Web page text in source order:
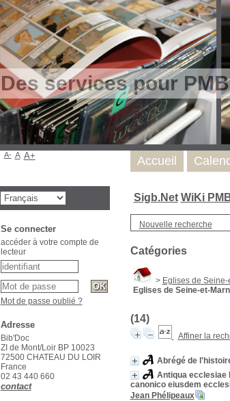
Des services pour PMB
Sigb.Net WiKi
Nouvelle recherche
Catégories
> Eglises de
Eglises de Seine-et-
(14)
Affiner la
Abrégé de
Antiqua ecclesiae
canonico eiusdem
Jean Phélipeaux
Accueil
A- A A+
Se connecter
accéder à votre compte de
lecteur
Mot de passe oublié ?
Adresse
Bib'Doc
ZI de Mont/Loir BP 10023
72500 CHATEAU DU LOIR
France
02 43 440 660
contact